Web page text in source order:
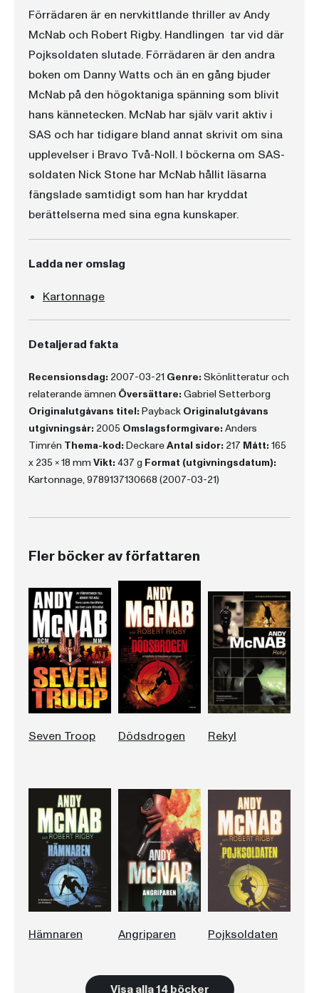
Förrädaren är en nervkittlande thriller av Andy
McNab och Robert Rigby. Handlingen tar vid där
Pojksoldaten slutade. Förrädaren är den andra
boken om Danny Watts och än en gång bjuder
McNab på den högoktaniga spänning som blivit
hans kännetecken. McNab har själv varit aktiv i
SAS och har tidigare bland annat skrivit om sina
upplevelser i Bravo Två-Noll. I böckerna om SAS-
soldaten Nick Stone har McNab hållit läsarna
fängslade samtidigt som han har kryddat
berättelserna med sina egna kunskaper.
Ladda ner omslag
Kartonnage
Detaljerad fakta
Recensionsdag: 2007-03-21 Genre: Skönlitteratur och
relaterande ämnen Översättare: Gabriel Setterborg
Originalutgåvans titel: Payback Originalutgåvans
utgivningsår: 2005 Omslagsformgivare: Anders
Timrén Thema-kod: DeckareAntal sidor: 217 Mått: 165
x 235 x 18 mm Vikt: 437 g Format (utgivningsdatum):
Kartonnage, 9789137130668 (2007-03-21)
Fler böcker av författaren
Seven Troop Dödsdrogen Rekyl
Hämnaren Angriparen Pojksoldaten
Visa alla 14 böcker